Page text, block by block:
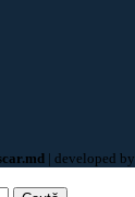
| developed by